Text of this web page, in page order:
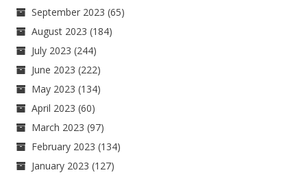
September 2023 (65)
August 2023 (184)
July 2023 (244)
June 2023 (222)
May 2023 (134)
April 2023 (60)
March 2023 (97)
February 2023 (134)
January 2023 (127)